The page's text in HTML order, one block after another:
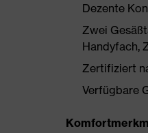
Dezente
Zwei
Handyfach,
Zertifiziert
Verfügbare